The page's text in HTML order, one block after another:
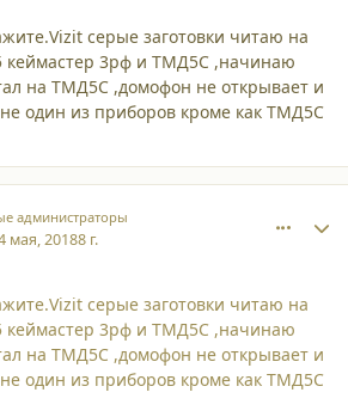
серые заготовки читаю на
кеймастер 3рф и ТМД5С ,начинаю
на ТМД5С ,домофон не открывает и
один из приборов кроме как ТМД5С
администраторы
мая, 20188 г.
серые заготовки читаю на
кеймастер 3рф и ТМД5С ,начинаю
на ТМД5С ,домофон не открывает и
один из приборов кроме как ТМД5С